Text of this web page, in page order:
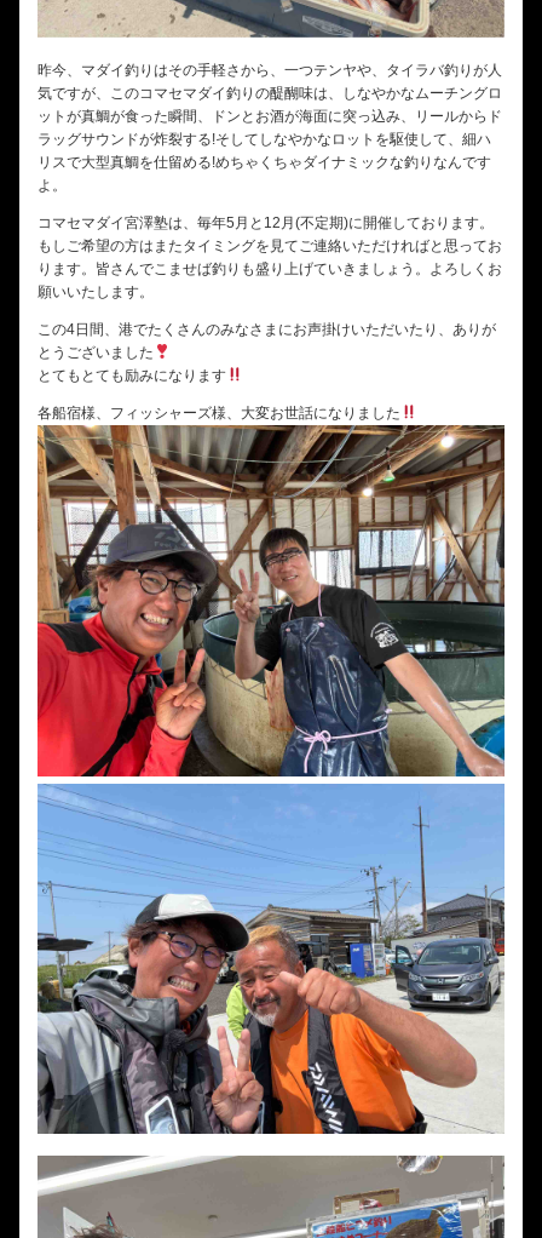
昨今、マダイ釣りはその手軽さから、一つテンヤや、タイラバ釣りが人
気ですが、このコマセマダイ釣りの醍醐味は、しなやかなムーチングロ
ットが真鯛が食った瞬間、ドンとお酒が海面に突っ込み、リールからド
ラッグサウンドが炸裂する!そしてしなやかなロットを駆使して、細ハ
リスで大型真鯛を仕留める!めちゃくちゃダイナミックな釣りなんです
よ。
コマセマダイ宮澤塾は、毎年5月と12月(不定期)に開催しております。
もしご希望の方はまたタイミングを見てご連絡いただければと思ってお
ります。皆さんでこませば釣りも盛り上げていきましょう。よろしくお
願いいたします。
この4日間、港でたくさんのみなさまにお声掛けいただいたり、ありが
とうございました
とてもとても励みになります
各船宿様、フィッシャーズ様、大変お世話になりました